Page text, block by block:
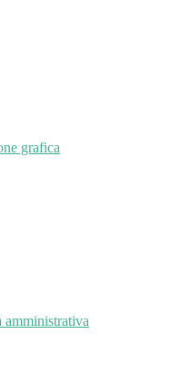
grafica
amministrativa